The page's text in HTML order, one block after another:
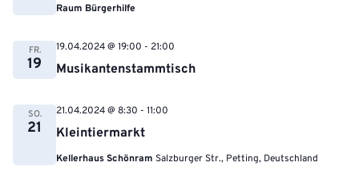
Raum Bürgerhilfe
FR.
19 Musikantenstammtisch
19.04.2024 @ 19:00 - 21:00
SO.
21 Kleintiermarkt
21.04.2024 @ 8:30 - 11:00
Kellerhaus Schönram Salzburger Str., Petting, Deutschland